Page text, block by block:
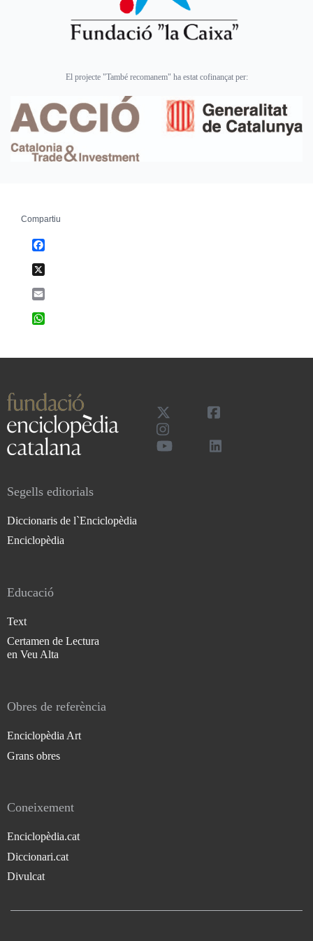
El projecte "També recomanem" ha estat cofinançat per:
Compartiu
Segells editorials
Diccionaris de l`Enciclopèdia
Enciclopèdia
Educació
Text
Certamen de Lectura
en Veu Alta
Obres de referència
Enciclopèdia Art
Grans obres
Coneixement
Enciclopèdia.cat
Diccionari.cat
Divulcat